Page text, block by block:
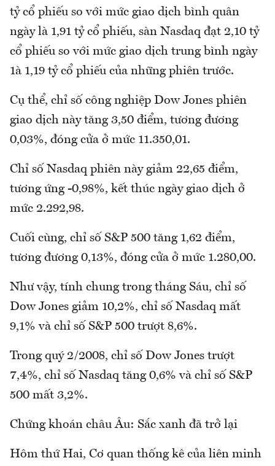
tỷ cổ phiếu so với mức giao dịch bình quân
ngày là 1,91 tỷ cổ phiếu, sàn Nasdaq đạt 2,10 tỷ
cổ phiếu so với mức giao dịch trung bình ngày
1à 1,19 tỷ cổ phiếu của những phiên trước.
Cụ thể, chỉ số công nghiệp Dow Jones phiên
giao dịch này tăng 3,50 điểm, tương đương
0,03%, đóng cửa ở mức 11.350,01.
Chỉ số Nasdaq phiên này giảm 22,65 điểm,
tương ứng -0,98%, kết thúc ngày giao dịch ở
mức 2.292,98.
Cuối cùng, chỉ số S&P 500 tăng 1,62 điểm,
tương đương 0,13%, đóng cửa ở mức 1.280,00.
Như vậy, tính chung trong tháng Sáu, chỉ số
Dow Jones giảm 10,2%, chỉ số Nasdaq mất
9,1% và chỉ số S&P 500 trượt 8,6%.
Trong quý 2/2008, chỉ số Dow Jones trượt
7,4%, chỉ số Nasdaq tăng 0,6% và chỉ số S&P
500 mất 3,2%.
Chứng khoán châu Âu: Sắc xanh đã trở lại
Hôm thứ Hai, Cơ quan thống kê của liên minh